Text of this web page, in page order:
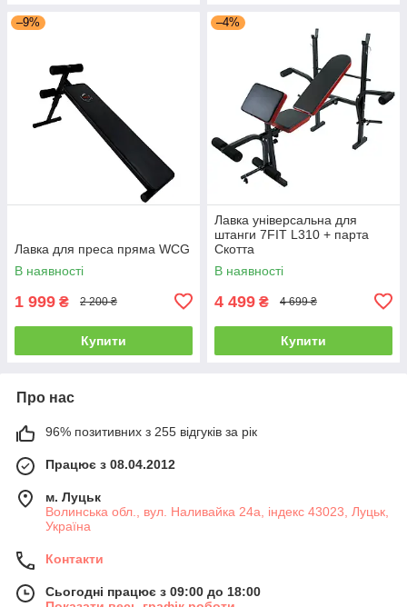
–9%
Лавка для преса пряма WCG
В наявності
1 999 ₴ 2 200 ₴
Купити
–4%
Лавка універсальна для
штанги 7FIT L310 + парта
Скотта
В наявності
4 499 ₴ 4 699 ₴
Купити
Про нас
96% позитивних з 255 відгуків за рік
Працює з 08.04.2012
м. Луцьк
Волинська обл., вул. Наливайка 24а, індекс 43023, Луцьк,
Україна
Контакти
Сьогодні працює з 09:00 до 18:00